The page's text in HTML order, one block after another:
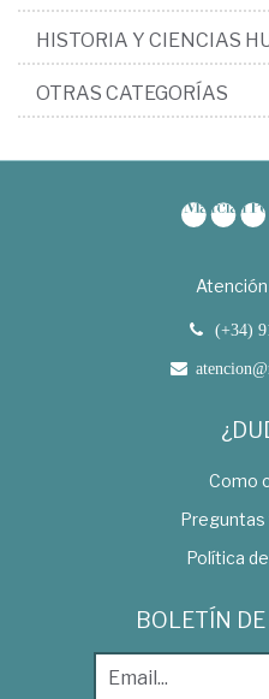
HISTORIA Y CIENCIAS
OTRAS CATEGORÍAS
(+34)
Como
Política
BOLETÍN